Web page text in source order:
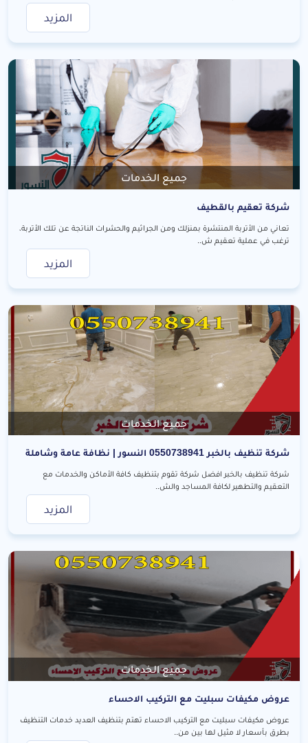
المزيد
جميع الخدمات
شركة تعقيم بالقطيف
تعاني من الأتربة المنتشرة بمنزلك ومن الجراثيم والحشرات الناتجة عن تلك الأتربة،
ترغب في عملية تعقيم ش..
المزيد
جميع الخدمات
شركة تنظيف بالخبر 0550738941 النسور | نظافة عامة وشاملة
شركة تنظيف بالخبر افضل شركة تقوم بتنظيف كافة الأماكن والخدمات مع
التعقيم والتطهير لكافة المساجد والش..
المزيد
جميع الخدمات
عروض مكيفات سبليت مع التركيب الاحساء
عروض مكيفات سبليت مع التركيب الاحساء تهتم بتنظيف العديد خدمات التنظيف
بطرق بأسعار لا مثيل لها بين من..